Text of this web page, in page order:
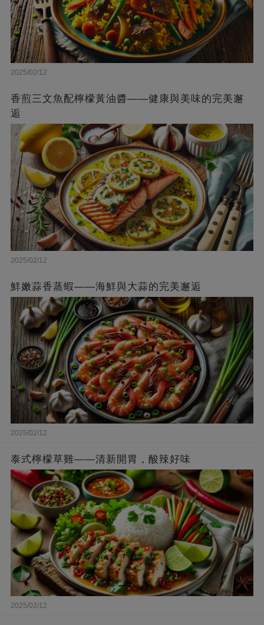
2025/02/12
香煎三文魚配檸檬黃油醬——健康與美味的完美邂
逅
2025/02/12
鮮嫩蒜香蒸蝦——海鮮與大蒜的完美邂逅
2025/02/12
泰式檸檬草雞——清新開胃，酸辣好味
2025/02/12